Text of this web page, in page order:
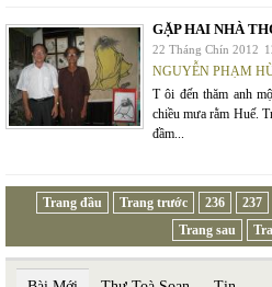
GẶP HAI NHÀ
22 Tháng Chín 2012
NGUYỄN PHẠM
T ôi đến thăm anh
chiều mưa rằm Huế.
đầm...
Trang đầu Trang trước 236 237
Trang sau